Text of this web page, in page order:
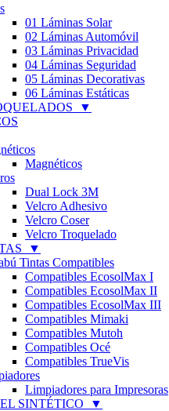
01 Láminas Solar
02 Láminas Automóvil
03 Láminas Privacidad
04 Láminas Seguridad
05 Láminas Decorativas
06 Láminas Estáticas
▼
Magnéticos
Dual Lock 3M
Velcro Adhesivo
Velcro Coser
Velcro Troquelado
▼
Tintas Compatibles
Compatibles EcosolMax I
Compatibles EcosolMax II
Compatibles EcosolMax III
Compatibles Mimaki
Compatibles Mutoh
Compatibles Océ
Compatibles TrueVis
Limpiadores para Impresoras
SINTÉTICO
▼